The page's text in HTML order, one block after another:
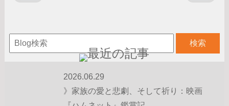
2026.06.29
》家族の愛と悲劇、そして祈り：映画